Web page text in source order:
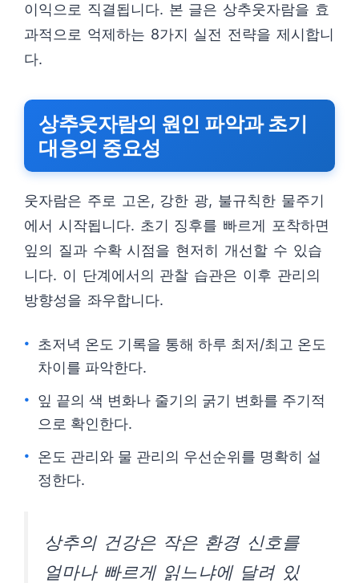
이익으로 직결됩니다. 본 글은 상추웃자람을 효
과적으로 억제하는 8가지 실전 전략을 제시합니
다.
상추웃자람의 원인 파악과 초기
대응의 중요성
웃자람은 주로 고온, 강한 광, 불규칙한 물주기
에서 시작됩니다. 초기 징후를 빠르게 포착하면
잎의 질과 수확 시점을 현저히 개선할 수 있습
니다. 이 단계에서의 관찰 습관은 이후 관리의
방향성을 좌우합니다.
초저녁 온도 기록을 통해 하루 최저/최고 온도
차이를 파악한다.
잎 끝의 색 변화나 줄기의 굵기 변화를 주기적
으로 확인한다.
온도 관리와 물 관리의 우선순위를 명확히 설
정한다.
상추의 건강은 작은 환경 신호를
얼마나 빠르게 읽느냐에 달려 있